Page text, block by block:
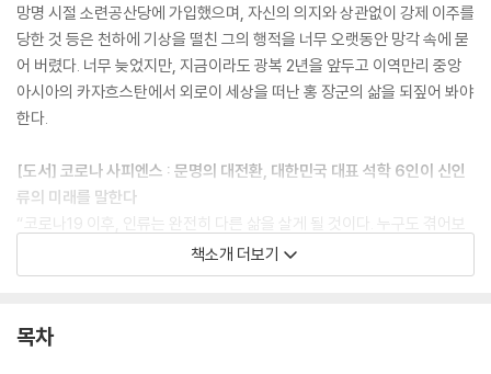
망명 시절 소련공산당에 가입했으며, 자신의 의지와 상관없이 강제 이주를
당한 것 등은 천하에 기상을 떨친 그의 행적을 너무 오랫동안 망각 속에 묻
어 버렸다. 너무 늦었지만, 지금이라도 광복 2년을 앞두고 이역만리 중앙
아시아의 카자흐스탄에서 외로이 세상을 떠난 홍 장군의 삶을 되짚어 봐야
한다.
[도서] 코로나 사피엔스 : 문명의 대전환, 대한민국 대표 석학 6인이 신인
류의 미래를 말한다
“코로나19 이후, 인류는 완전히 다른 삶을 살게 될 것이다. 누구도 겪어보
지 못한 신세계에서 살아갈 우리를 감히 코로나 사피엔스라 부른다.” 최재
천, 장하준, 최재붕, 홍기빈, 김누리, 김경일… 대한민국 대표 석학 6인이
을 관통하는 새로운 인사이트 코로나19 사태로 인해 인류가 예전과 전혀
책소개 더보기
목차